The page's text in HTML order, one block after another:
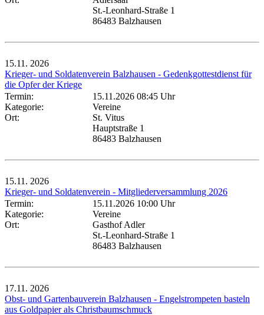
St.-Leonhard-Straße 1
86483 Balzhausen
15.11. 2026
Krieger- und Soldatenverein Balzhausen - Gedenkgottestdienst für
die Opfer der Kriege
Termin:
15.11.2026 08:45 Uhr
Kategorie:
Vereine
Ort:
St. Vitus
Hauptstraße 1
86483 Balzhausen
15.11. 2026
Krieger- und Soldatenverein - Mitgliederversammlung 2026
Termin:
15.11.2026 10:00 Uhr
Kategorie:
Vereine
Ort:
Gasthof Adler
St.-Leonhard-Straße 1
86483 Balzhausen
17.11. 2026
Obst- und Gartenbauverein Balzhausen - Engelstrompeten basteln
aus Goldpapier als Christbaumschmuck